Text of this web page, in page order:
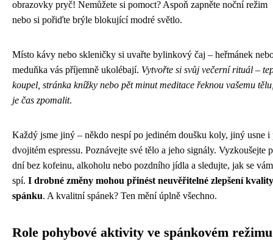
obrazovky pryč! Nemůžete si pomoct? Aspoň zapněte noční režim
nebo si pořiďte brýle blokující modré světlo.
Místo kávy nebo skleničky si uvařte bylinkový čaj – heřmánek
meduňka vás příjemně ukolébají. Vytvořte si svůj večerní rituál –
koupel, stránka knížky nebo pět minut meditace řeknou vašemu
je čas zpomalit.
Každý jsme jiný – někdo nespí po jediném doušku koly, jiný usne i
dvojitém espressu. Poznávejte své tělo a jeho signály. Vyzkoušejte
dní bez kofeinu, alkoholu nebo pozdního jídla a sledujte, jak se vám
spí. I drobné změny mohou přinést neuvěřitelné zlepšení kvality
spánku. A kvalitní spánek? Ten mění úplně všechno.
Role pohybové aktivity ve spánkovém režimu